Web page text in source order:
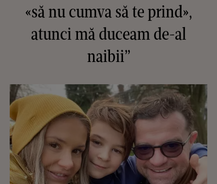
«să nu cumva să te prind»,
atunci mă duceam de-al
naibii”